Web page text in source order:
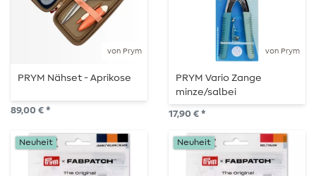
von Prym
PRYM Nähset - Aprikose
89,00 € *
von Prym
PRYM Vario Zange
minze/salbei
17,90 € *
Neuheit Neuheit